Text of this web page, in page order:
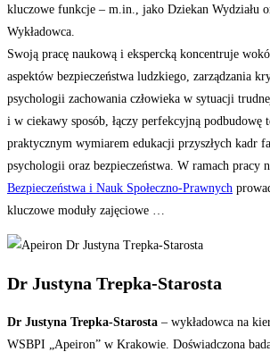
kluczowe funkcje – m.in., jako Dziekan Wydziału
Wykładowca.
Swoją pracę naukową i ekspercką koncentruje
aspektów bezpieczeństwa ludzkiego, zarządzania
psychologii zachowania człowieka w sytuacji
i w ciekawy sposób, łączy perfekcyjną podbudowę
praktycznym wymiarem edukacji przyszłych kadr
psychologii oraz bezpieczeństwa. W ramach pracy
Bezpieczeństwa i Nauk Społeczno-Prawnych
kluczowe moduły zajęciowe …
Dr Justyna Trepka-Starosta
Dr Justyna Trepka-Starosta – wykładowca na
WSBPI „Apeiron” w Krakowie. Doświadczona